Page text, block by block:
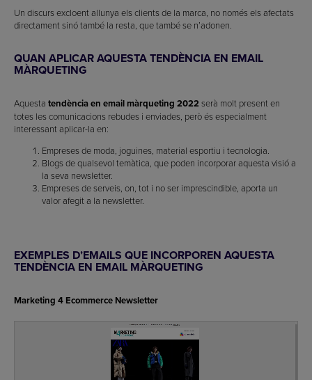
Un discurs excloent allunya els clients de la marca, no només els afectats
directament sinó també la resta, que també se n’adonen.
QUAN APLICAR AQUESTA TENDÈNCIA EN EMAIL
MÀRQUETING
Aquesta tendència en email màrqueting 2022 serà molt present en
totes les comunicacions rebudes i enviades, però és especialment
interessant aplicar-la en:
Empreses de moda, joguines, material esportiu i tecnologia.
Blogs de qualsevol temàtica, que poden incorporar aquesta visió a
la seva newsletter.
Empreses de serveis, on, tot i no ser imprescindible, aporta un
valor afegit a la newsletter.
EXEMPLES D’EMAILS QUE INCORPOREN AQUESTA
TENDÈNCIA EN EMAIL MÀRQUETING
Marketing 4 Ecommerce Newsletter